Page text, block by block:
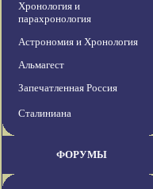
Хронология и
парахронология
Астрономия и Хронология
Альмагест
Запечатленная Россия
Сталиниана
ФОРУМЫ